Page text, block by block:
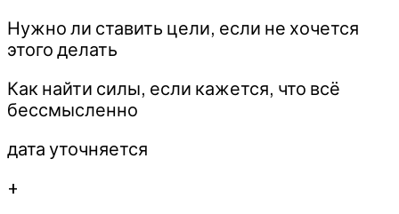
Нужно ли ставить цели, если не хочется
этого делать
Как найти силы, если кажется, что всё
бессмысленно
дата уточняется
+